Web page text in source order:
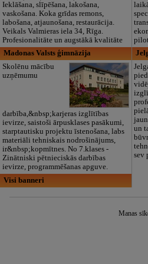
Ieklāšana, slīpēšana, lakošana,
vaskošana. Koka grīdas remons,
labošana, atjaunošana, restaurācija.
Veikals Valmieras iela 34, Rīga.
Profesionalitāte un augstākā kvalitāte
Madonas Valsts ģimnāzija
Skolēnu mācību
uzņēmumu
darbība,&nbsp;karjeras izglītības
ievirze, saistoši ārpusklases pasākumi,
starptautisku projektu īstenošana, labs
materiāli tehniskais nodrošinājums,
ir&nbsp;kopmītnes. No 7.klases -
Zinātniski pētnieciskās darbības
ievirze, programmēšanas apguve.
un
sev
Visi banneri
Manas